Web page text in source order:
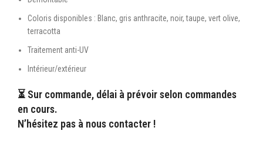
Coloris disponibles : Blanc, gris anthracite, noir, taupe, vert olive,
terracotta
Traitement anti-UV
Intérieur/extérieur
⏳ Sur commande, délai à prévoir selon commandes
en cours.
N’hésitez pas à nous contacter !